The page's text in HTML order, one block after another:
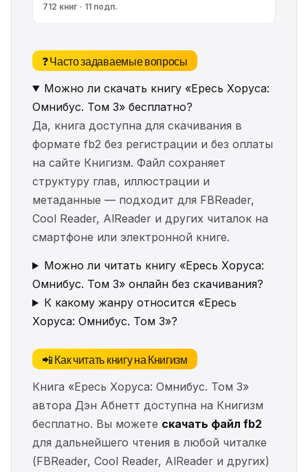
712 книг · 11 подп.
❓ Часто задаваемые вопросы
Можно ли скачать книгу «Ересь Хоруса:
Омнибус. Том 3» бесплатно?
Да, книга доступна для скачивания в
формате fb2 без регистрации и без оплаты
на сайте Книгизм. Файл сохраняет
структуру глав, иллюстрации и
метаданные — подходит для FBReader,
Cool Reader, AlReader и других читалок на
смартфоне или электронной книге.
Можно ли читать книгу «Ересь Хоруса:
Омнибус. Том 3» онлайн без скачивания?
К какому жанру относится «Ересь
Хоруса: Омнибус. Том 3»?
📲 Как читать книгу на Книгизм
Книга «Ересь Хоруса: Омнибус. Том 3»
автора Дэн Абнетт доступна на Книгизм
бесплатно. Вы можете скачать файл fb2
для дальнейшего чтения в любой читалке
(FBReader, Cool Reader, AlReader и других)